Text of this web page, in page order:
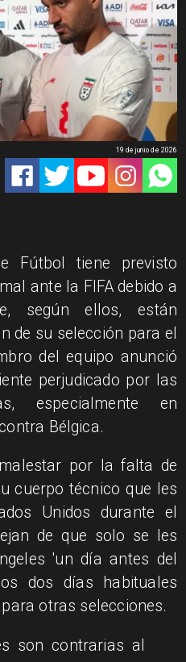
19 de junio de 2026
Fútbol tiene previsto
ante la FIFA debido a
según ellos, están
de su selección para el
del equipo anunció
perjudicado por las
especialmente en
Bélgica.
por la falta de
cuerpo técnico que les
Unidos durante el
de que solo se les
'un día antes del
dos días habituales
otras selecciones.
son contrarias al